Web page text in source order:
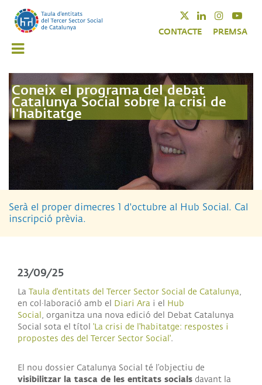
TwitterLinkedin
CONTACTE PREMSA
Serà el proper dimecres 1 d'octubre al Hub Social. Cal
inscripció prèvia.
Coneix el programa del debat
Catalunya Social sobre la crisi de
l'habitatge
23/09/25
La Taula d'entitats del Tercer Sector Social de Catalunya,
en col·laboració amb el
Diari Ara i el
Hub
Social , organitza una nova edició del Debat Catalunya
Social sota el títol 'La crisi de l'habitatge: respostes i
propostes des del Tercer Sector Social'.
El nou dossier Catalunya Social té l’objectiu de
visibilitzar la tasca de les entitats socials davant la